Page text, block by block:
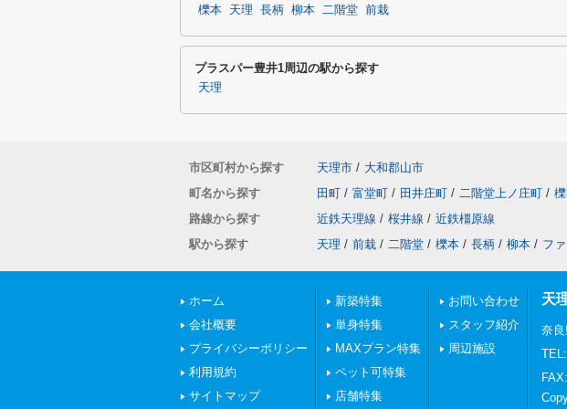
櫟本 天理 長柄 柳本 二階堂 前栽
プラスパー豊井1周辺の駅から探す
天理
市区町村から探す 天理市 / 大和郡山市
町名から探す
田町 / 富堂町 / 田井庄町 / 二階堂上ノ庄町 /
路線から探す
近鉄天理線 / 桜井線 / 近鉄橿原線
駅から探す
天理 / 前栽 / 二階堂 / 櫟本 / 長柄 / 柳本 / フ
ホーム
会社概要
プライバシーポリシー
利用規約
サイトマップ
新築特集
単身特集
MAXプラン特集
ペット可特集
店舗特集
お問い合わせ
スタッフ紹介
周辺施設
天
奈